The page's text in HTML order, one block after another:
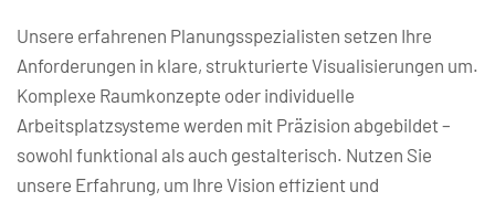
Unsere erfahrenen Planungsspezialisten setzen Ihre
Anforderungen in klare, strukturierte Visualisierungen um.
Komplexe Raumkonzepte oder individuelle
Arbeitsplatzsysteme werden mit Präzision abgebildet –
sowohl funktional als auch gestalterisch. Nutzen Sie
unsere Erfahrung, um Ihre Vision effizient und